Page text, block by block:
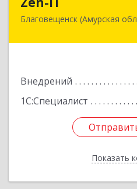
Благовещенск (Амурская
Внедрений
1С:Специалист
Показать
675016,